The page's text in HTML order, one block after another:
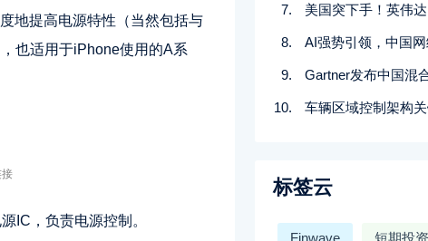
地提高电源特性（当然包括与
也适用于iPhone使用的A系
IC，负责电源控制。
标签云
Finwave 短期投资